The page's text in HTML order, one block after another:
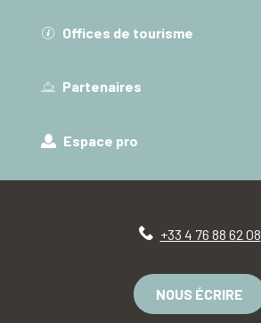
Offices de tourisme
Partenaires
Espace pro
+33 4 76 88 62 08
NOUS ÉCRIRE